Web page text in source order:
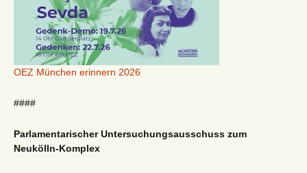
OEZ München erinnern 2026
####
Parlamentarischer Untersuchungsausschuss zum
Neukölln-Komplex